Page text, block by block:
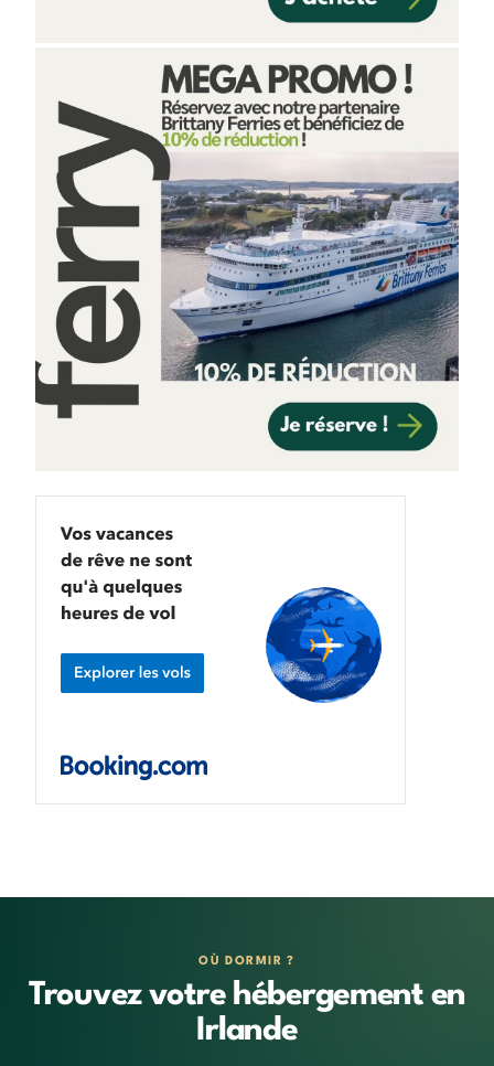
OÙ DORMIR ?
Trouvez votre hébergement en
Irlande